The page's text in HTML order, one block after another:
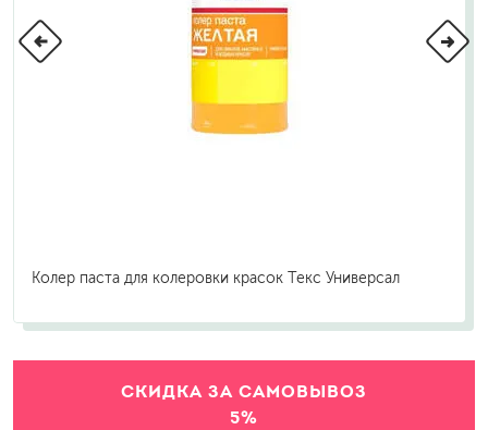
Колер паста для колеровки красок Текс Универсал
СКИДКА ЗА САМОВЫВОЗ
5%